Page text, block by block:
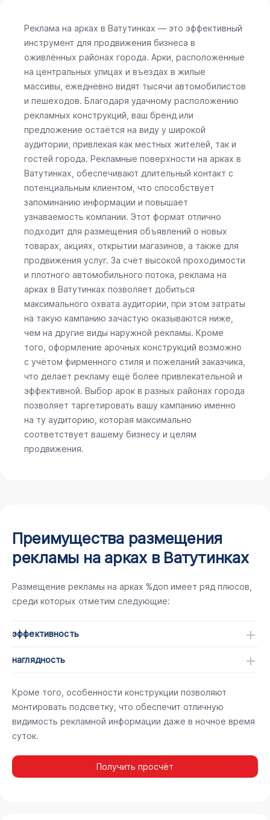
Реклама на арках в Ватутинках — это эффективный
инструмент для продвижения бизнеса в
оживлённых районах города. Арки, расположенные
на центральных улицах и въездах в жилые
массивы, ежедневно видят тысячи автомобилистов
и пешеходов. Благодаря удачному расположению
рекламных конструкций, ваш бренд или
предложение остаётся на виду у широкой
аудитории, привлекая как местных жителей, так и
гостей города. Рекламные поверхности на арках в
Ватутинках, обеспечивают длительный контакт с
потенциальным клиентом, что способствует
запоминанию информации и повышает
узнаваемость компании. Этот формат отлично
подходит для размещения объявлений о новых
товарах, акциях, открытии магазинов, а также для
продвижения услуг. За счёт высокой проходимости
и плотного автомобильного потока, реклама на
арках в Ватутинках позволяет добиться
максимального охвата аудитории, при этом затраты
на такую кампанию зачастую оказываются ниже,
чем на другие виды наружной рекламы. Кроме
того, оформление арочных конструкций возможно
с учётом фирменного стиля и пожеланий заказчика,
что делает рекламу ещё более привлекательной и
эффективной. Выбор арок в разных районах города
позволяет таргетировать вашу кампанию именно
на ту аудиторию, которая максимально
соответствует вашему бизнесу и целям
продвижения.
Преимущества размещения
рекламы на арках в Ватутинках
Размещение рекламы на арках %доп имеет ряд плюсов,
среди которых отметим следующие:
эффективность
наглядность
Кроме того, особенности конструкции позволяют
монтировать подсветку, что обеспечит отличную
видимость рекламной информации даже в ночное время
суток.
Получить просчёт